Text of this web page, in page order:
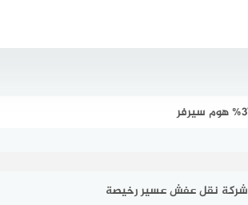
شركة نقل عفش عسير رخيصة